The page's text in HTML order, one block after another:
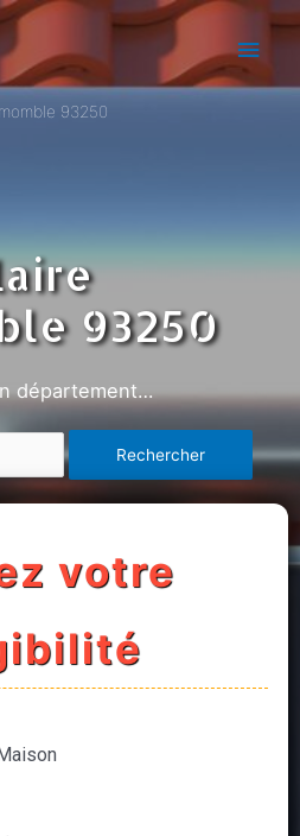
93250
93250
département…
votre